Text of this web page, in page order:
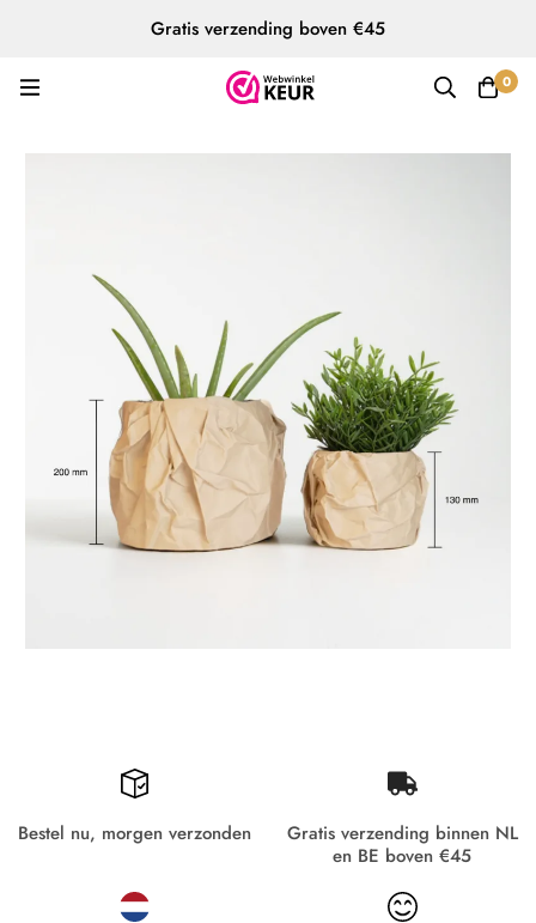
Gratis verzending boven €45
0
Bestel nu, morgen verzonden
Gratis verzending binnen NL
en BE boven €45